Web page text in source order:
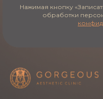
Реабилитация
быстро
первые дни возможна
Нажимая кнопку
обработки